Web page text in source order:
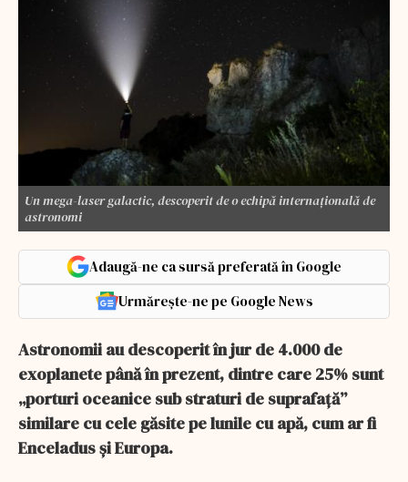
Un mega-laser galactic, descoperit de o echipă internaţională de
astronomi
Adaugă-ne ca sursă preferată în Google
Urmărește-ne pe Google News
Astronomii au descoperit în jur de 4.000 de
exoplanete până în prezent, dintre care 25% sunt
„porturi oceanice sub straturi de suprafață”
similare cu cele găsite pe lunile cu apă, cum ar fi
Enceladus și Europa.